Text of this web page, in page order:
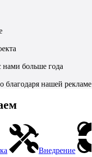
нами больше года
благодаря нашей рекламе
Внедрение